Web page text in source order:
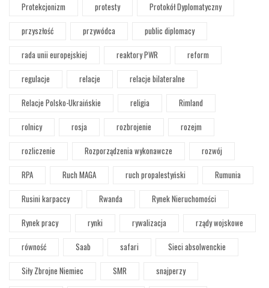
Protekcjonizm
protesty
Protokół Dyplomatyczny
przyszłość
przywódca
public diplomacy
rada unii europejskiej
reaktory PWR
reform
regulacje
relacje
relacje bilateralne
Relacje Polsko-Ukraińskie
religia
Rimland
rolnicy
rosja rozbrojenie
rozejm
rozliczenie
Rozporządzenia wykonawcze
rozwój
RPA
Ruch MAGA ruch propalestyński
Rumunia
Rusini karpaccy
Rwanda
Rynek Nieruchomości
Rynek pracy
rynki rywalizacja
rządy wojskowe
równość
Saab safari
Sieci absolwenckie
Siły Zbrojne Niemiec
SMR
snajperzy